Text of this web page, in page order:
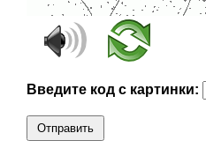
Введите код с картинки:
Отправить